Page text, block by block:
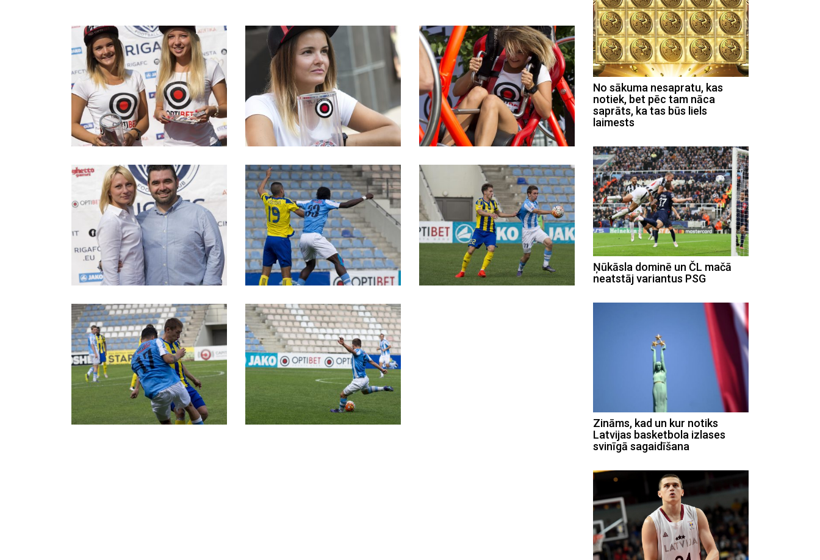
No sākuma nesapratu, kas
notiek, bet pēc tam nāca
saprāts, ka tas būs liels
laimests
Ņūkāsla dominē un ČL mačā
neatstāj variantus PSG
Zināms, kad un kur notiks
Latvijas basketbola izlases
svinīgā sagaidīšana